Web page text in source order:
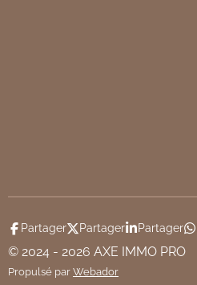
Partager Partager Partager
© 2024 - 2026 AXE IMMO PRO
Propulsé parWebador